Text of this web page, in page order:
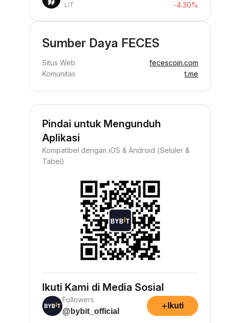
LIT
-4.30%
Sumber Daya FECES
Situs Web
fecescoin.com
Komunitas
t.me
Pindai untuk Mengunduh
Aplikasi
Kompatibel dengan iOS & Android (Seluler &
Tabel)
Ikuti Kami di Media Sosial
Followers
@bybit_official
+ Ikuti